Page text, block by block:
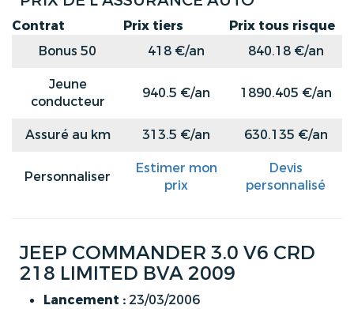
Contrat Prix tiers
Prix tous risque
Bonus 50
418 €/an
840.18 €/an
Jeune
conducteur
940.5 €/an 1890.405 €/an
Assuré au km 313.5 €/an 630.135 €/an
Personnaliser
Estimer mon
prix
Devis
personnalisé
JEEP COMMANDER 3.0 V6 CRD
218 LIMITED BVA 2009
Lancement : 23/03/2006